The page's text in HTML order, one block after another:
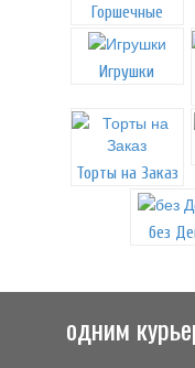
Горшечные
Игрушки
Торты на Заказ
без
одним